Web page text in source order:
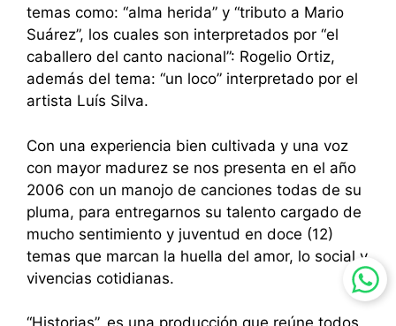
temas como: “alma herida” y “tributo a Mario
Suárez”, los cuales son interpretados por “el
caballero del canto nacional”: Rogelio Ortiz,
además del tema: “un loco” interpretado por el
artista Luís Silva.
Con una experiencia bien cultivada y una voz
con mayor madurez se nos presenta en el año
2006 con un manojo de canciones todas de su
pluma, para entregarnos su talento cargado de
mucho sentimiento y juventud en doce (12)
temas que marcan la huella del amor, lo social y
vivencias cotidianas.
“Historias”, es una producción que reúne todos